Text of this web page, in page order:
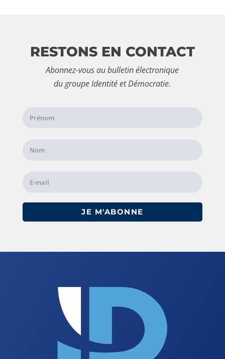
RESTONS EN CONTACT
Abonnez-vous au bulletin électronique
du groupe Identité et Démocratie.
JE M'ABONNE